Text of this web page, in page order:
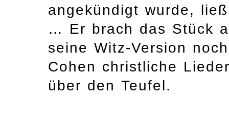
angekündigt wurde,
… Er brach das Stück
seine Witz-Version
Cohen christliche
über den Teufel.